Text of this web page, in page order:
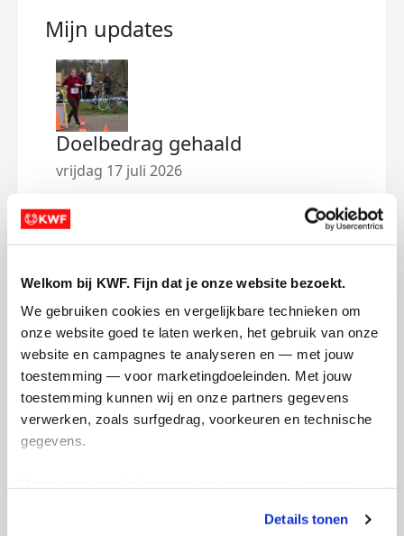
Welkom bij KWF. Fijn dat je onze website bezoekt.
We gebruiken cookies en vergelijkbare technieken om
onze website goed te laten werken, het gebruik van onze
website en campagnes te analyseren en — met jouw
toestemming — voor marketingdoeleinden. Met jouw
toestemming kunnen wij en onze partners gegevens
verwerken, zoals surfgedrag, voorkeuren en technische
gegevens.
tonen. Je kunt je toestemming op elk moment wijzigen of
Details tonen
Mijn updates
Doelbedrag gehaald
vrijdag 17 juli 2026
Wat fantastisch om te zien dat jullie, de
donateurs, hebben gezorgd dat ik ruim op
tijd het doelbedrag van €500,- heb
Zorg ik 4 oktober voor een goede 10 km in
Utrecht. Dank jullie wel.
Deel op
Mijn
1 van 2
Monique's badges